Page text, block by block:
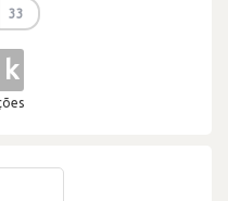
33
k